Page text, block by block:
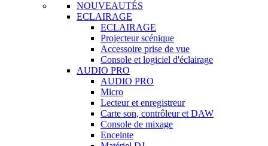
NOUVEAUTÉS
ECLAIRAGE
ECLAIRAGE
Projecteur scénique
Accessoire prise de vue
Console et logiciel d'éclairage
AUDIO PRO
AUDIO PRO
Micro
Lecteur et enregistreur
Carte son, contrôleur et DAW
Console de mixage
Enceinte